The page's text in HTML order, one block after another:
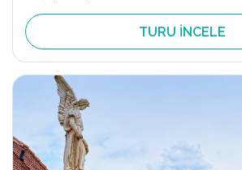
TURU İNCELE